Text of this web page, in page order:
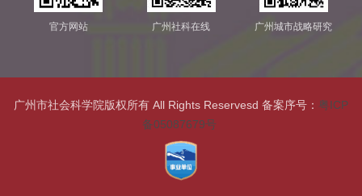
官方网站 广州社科在线 广州城市战略研究
广州市社会科学院版权所有 All Rights Reservesd 备案序号： 粤ICP
备05087679号